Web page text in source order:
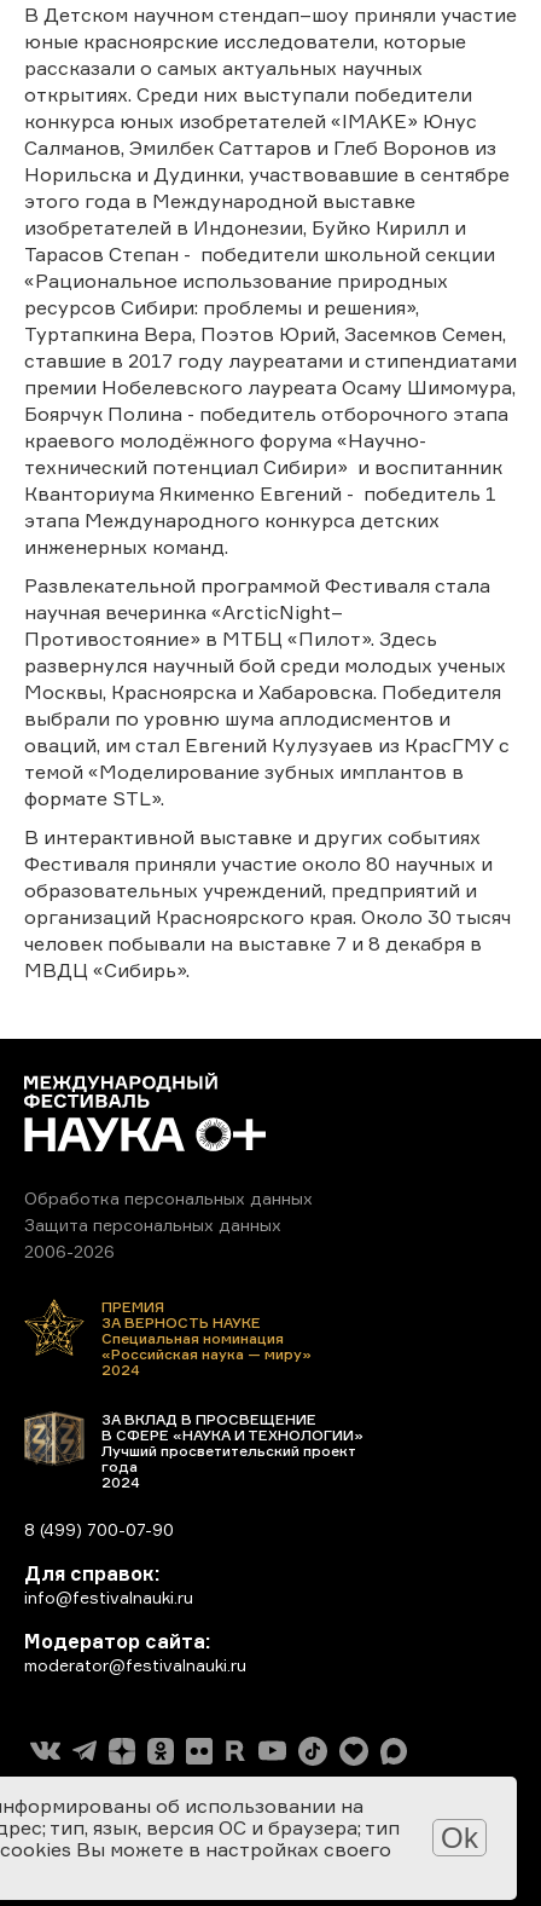
В Детском научном стендап–шоу приняли участие
юные красноярские исследователи, которые
рассказали о самых актуальных научных
открытиях. Среди них выступали победители
конкурса юных изобретателей «IMAKE» Юнус
Салманов, Эмилбек Саттаров и Глеб Воронов из
Норильска и Дудинки, участвовавшие в сентябре
этого года в Международной выставке
изобретателей в Индонезии, Буйко Кирилл и
Тарасов Степан - победители школьной секции
«Рациональное использование природных
ресурсов Сибири: проблемы и решения»,
Туртапкина Вера, Поэтов Юрий, Засемков Семен,
ставшие в 2017 году лауреатами и стипендиатами
премии Нобелевского лауреата Осаму Шимомура,
Боярчук Полина - победитель отборочного этапа
краевого молодёжного форума «Научно-
технический потенциал Сибири» и воспитанник
Кванториума Якименко Евгений - победитель 1
этапа Международного конкурса детских
инженерных команд.
Развлекательной программой Фестиваля стала
научная вечеринка «ArcticNight–
Противостояние» в МТБЦ «Пилот». Здесь
развернулся научный бой среди молодых ученых
Москвы, Красноярска и Хабаровска. Победителя
выбрали по уровню шума аплодисментов и
оваций, им стал Евгений Кулузуаев из КрасГМУ с
темой «Моделирование зубных имплантов в
формате STL».
В интерактивной выставке и других событиях
Фестиваля приняли участие около 80 научных и
образовательных учреждений, предприятий и
организаций Красноярского края. Около 30 тысяч
человек побывали на выставке 7 и 8 декабря в
МВДЦ «Сибирь».
Обработка персональных данных
Защита персональных данных
2006-2026
ПРЕМИЯ
ЗА ВЕРНОСТЬ НАУКЕ
Специальная номинация
«Российская наука — миру»
2024
ЗА ВКЛАД В ПРОСВЕЩЕНИЕ
В СФЕРЕ «НАУКА И ТЕХНОЛОГИИ»
Лучший просветительский проект
года
2024
8 (499) 700-07-90
Для справок:
info@festivalnauki.ru
Модератор сайта:
moderator@festivalnauki.ru
об использовании на
тип, язык, версия ОС и браузера; тип
Вы можете в настройках своего
Ok